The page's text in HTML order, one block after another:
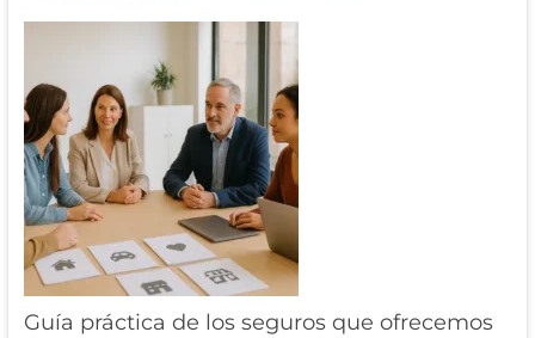
Guía práctica de los seguros que ofrecemos